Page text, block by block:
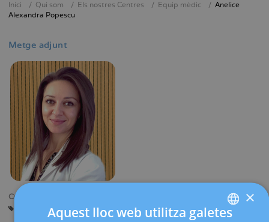
Fil
Inici Qui som Els nostres Centres Equip mèdic
Anelice
Alexandra Popescu
Metge adjunt
Centres:
Barcelona
Sant Cugat
Sabadell
×
Aquest lloc web utilitza galetes